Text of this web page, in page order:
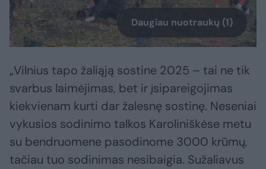
Daugiau nuotraukų (1)
„Vilnius tapo žaliąją sostine 2025 – tai ne tik
svarbus laimėjimas, bet ir įsipareigojimas
kiekvienam kurti dar žalesnę sostinę. Neseniai
vykusios sodinimo talkos Karoliniškėse metu
su bendruomene pasodinome 3000 krūmų,
tačiau tuo sodinimas nesibaigia. Sužaliavus